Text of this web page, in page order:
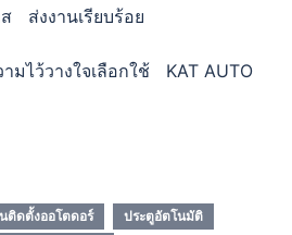
ส่งงานเรียบร้อย
ไว้วางใจเลือกใช้ KAT AUTO
ติดตั้งออโตดอร์
ประตูอัตโนมัติ